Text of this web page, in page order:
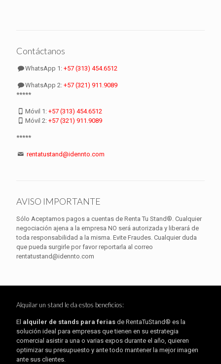
Contáctanos
WhatsApp 1:+57 (313) 454.6512
WhatsApp 2:+57 (321) 911.9089
*****
Móvil 1:+57 (313) 454.6512
Móvil 2:+57 (321) 911.9089
*****
rentatustand@idennto.com
AVISO IMPORTANTE
Sólo Aceptamos pagos a cuentas de Renta Tu Stand®. Cualquier
negociación ajena a la empresa NO será autorizada y liberará de
toda responsabilidad a la misma. Evite Fraudes. Cualquier duda
que pueda surgirle por favor reportarla al correo
rentatustand@idennto.com
Alquilar un stand le da estos beneficios:
El alquiler de stands para ferias de RentaTuStand® es la
solución ideal para empresas que tienen en su estrategia
comercial asistir a una o varias expos durante el año, quieren
optimizar su presupuesto y ante todo mantener la mejor imagen
ante sus clientes.